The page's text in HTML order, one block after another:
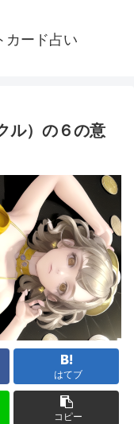
カード占い
ル）の６の意
はてブ
コピー